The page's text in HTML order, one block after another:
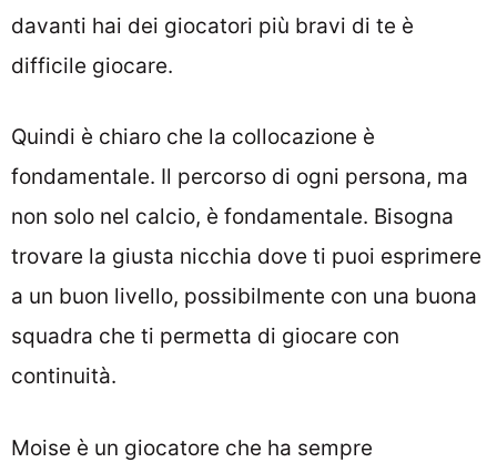
davanti hai dei giocatori più bravi di te è
difficile giocare.
Quindi è chiaro che la collocazione è
fondamentale. Il percorso di ogni persona, ma
non solo nel calcio, è fondamentale. Bisogna
trovare la giusta nicchia dove ti puoi esprimere
a un buon livello, possibilmente con una buona
squadra che ti permetta di giocare con
continuità.
Moise è un giocatore che ha sempre